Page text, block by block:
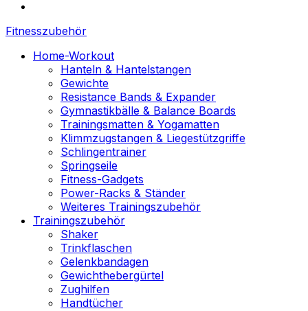
Fitnesszubehör
Home-Workout
Hanteln & Hantelstangen
Gewichte
Resistance Bands & Expander
Gymnastikbälle & Balance Boards
Trainingsmatten & Yogamatten
Klimmzugstangen & Liegestützgriffe
Schlingentrainer
Springseile
Fitness-Gadgets
Power-Racks & Ständer
Weiteres Trainingszubehör
Trainingszubehör
Shaker
Trinkflaschen
Gelenkbandagen
Gewichthebergürtel
Zughilfen
Handtücher